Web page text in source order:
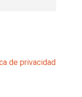
de privacidad